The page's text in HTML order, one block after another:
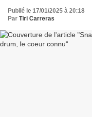
Publié le 17/01/2025 à 20:18
Par Tiri Carreras